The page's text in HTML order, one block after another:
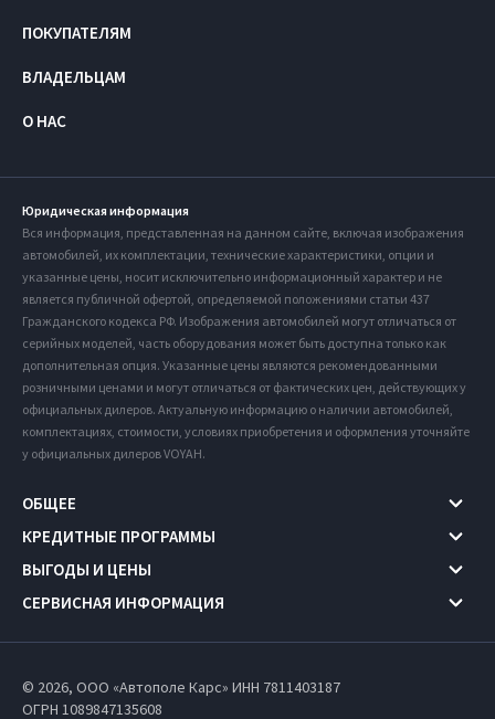
ПОКУПАТЕЛЯМ
ВЛАДЕЛЬЦАМ
О НАС
Юридическая информация
Вся информация, представленная на данном сайте, включая изображения
автомобилей, их комплектации, технические характеристики, опции и
указанные цены, носит исключительно информационный характер и не
является публичной офертой, определяемой положениями статьи 437
Гражданского кодекса РФ. Изображения автомобилей могут отличаться от
серийных моделей, часть оборудования может быть доступна только как
дополнительная опция. Указанные цены являются рекомендованными
розничными ценами и могут отличаться от фактических цен, действующих у
официальных дилеров. Актуальную информацию о наличии автомобилей,
комплектациях, стоимости, условиях приобретения и оформления уточняйте
у официальных дилеров VOYAH.
ОБЩЕЕ
КРЕДИТНЫЕ ПРОГРАММЫ
ВЫГОДЫ И ЦЕНЫ
СЕРВИСНАЯ ИНФОРМАЦИЯ
© 2026, ООО «Автополе Карс» ИНН 7811403187
ОГРН 1089847135608